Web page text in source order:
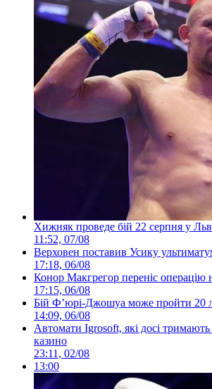
Хижняк проведе бій 22 серпня у
11:52, 07/08
Верховен поставив Усику
17:18, 06/08
Конор Макгрегор переніс операцію
17:15, 06/08
Бій Ф’юрі-Джошуа може пройти 20
14:09, 06/08
Автомати Igrosoft, які досі
казино
23:11, 02/08
13:00